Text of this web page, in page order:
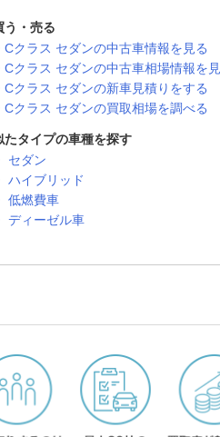
う・売る
Cクラス セダンの中古車情報を見る
Cクラス セダンの中古車相場情報を
Cクラス セダンの新車見積りをする
Cクラス セダンの買取相場を調べる
たタイプの車種を探す
セダン
ハイブリッド
低燃費車
ディーゼル車